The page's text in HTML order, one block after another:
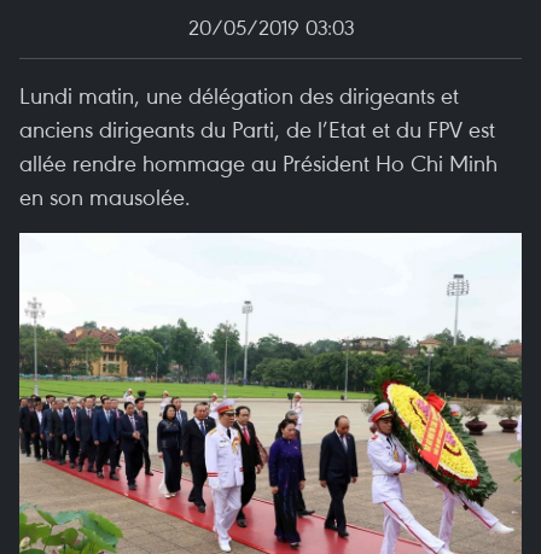
20/05/2019 03:03
Lundi matin, une délégation des dirigeants et
anciens dirigeants du Parti, de l’Etat et du FPV est
allée rendre hommage au Président Ho Chi Minh
en son mausolée.